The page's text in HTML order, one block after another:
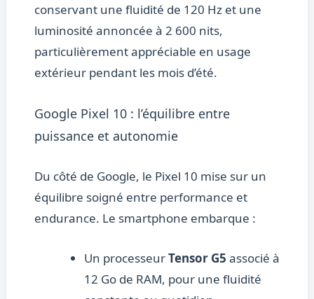
conservant une fluidité de 120 Hz et une
luminosité annoncée à 2 600 nits,
particulièrement appréciable en usage
extérieur pendant les mois d’été.
Google Pixel 10 : l’équilibre entre
puissance et autonomie
Du côté de Google, le Pixel 10 mise sur un
équilibre soigné entre performance et
endurance. Le smartphone embarque :
Un processeurTensor G5 associé à
12 Go de RAM, pour une fluidité